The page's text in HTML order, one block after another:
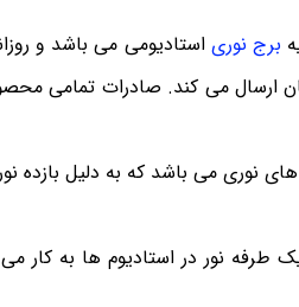
برج نوری استادیومی می باشد و
ارسال می کند. صادرات تمامی
نوری می باشد که به دلیل بازده
طرفه نور در استادیوم ها به کار